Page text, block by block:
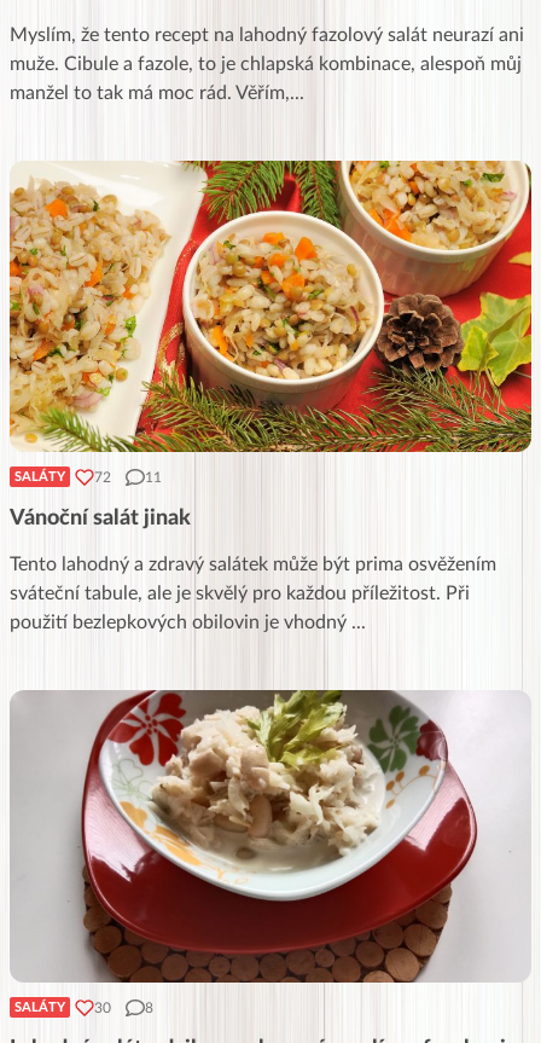
Myslím, že tento recept na lahodný fazolový salát neurazí ani
muže. Cibule a fazole, to je chlapská kombinace, alespoň můj
manžel to tak má moc rád. Věřím,...
SALÁTY 72 11
Vánoční salát jinak
Tento lahodný a zdravý salátek může být prima osvěžením
sváteční tabule, ale je skvělý pro každou příležitost. Při
použití bezlepkových obilovin je vhodný ...
SALÁTY 30 8